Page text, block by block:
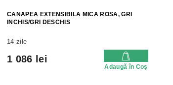
CANAPEA EXTENSIBILA MICA ROSA, GRI
INCHIS/GRI DESCHIS
14 zile
1 086 lei
Adaugă în Coş